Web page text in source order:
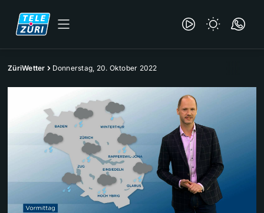
ZüriWetter Donnerstag, 20. Oktober 2022